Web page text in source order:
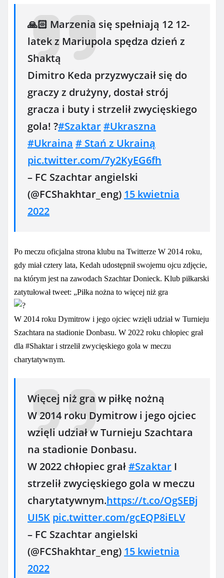
🙏🏻 Marzenia się spełniają 12 12-
latek z Mariupola spędza dzień z
Shaktą
Dimitro Keda przyzwyczaił się do
graczy z drużyny, dostał strój
gracza i buty i strzelił zwycięskiego
gola! ?#Szaktar#Ukraszna
#Ukraina # Stań z Ukrainą
pic.twitter.com/7y2KyEG6fh
– FC Szachtar angielski
(@FCShakhtar_eng) 15 kwietnia
2022
Po meczu oficjalna strona klubu na Twitterze W 2014 roku,
gdy miał cztery lata, Kedah udostępnił swojemu ojcu zdjęcie,
na którym jest na zawodach Szachtar Donieck. Klub piłkarski
zatytułował tweet: „Piłka nożna to więcej niż gra
W 2014 roku Dymitrow i jego ojciec wzięli udział w Turnieju
Szachtara na stadionie Donbasu. W 2022 roku chłopiec grał
dla #Shaktar i strzelił zwycięskiego gola w meczu
charytatywnym.
Więcej niż gra w piłkę nożną
W 2014 roku Dymitrow i jego ojciec
wzięli udział w Turnieju Szachtara
na stadionie Donbasu.
W 2022 chłopiec grał#Szaktar I
strzelił zwycięskiego gola w meczu
charytatywnym.https://t.co/OgSEBj
UI5K pic.twitter.com/gcEQP8iELV
– FC Szachtar angielski
(@FCShakhtar_eng) 15 kwietnia
2022